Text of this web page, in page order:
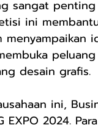
sangat
ini
desain grafis.
ini,
EXPO 2024.